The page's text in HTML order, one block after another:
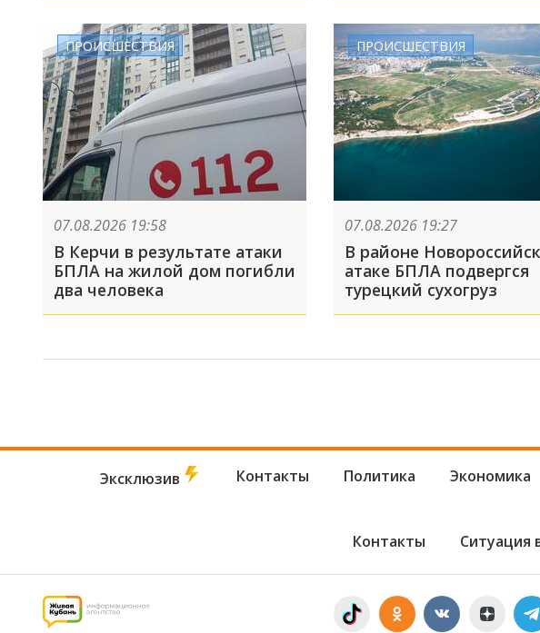
недолгой
ПРОИСШЕСТВИЯ
07.08.2026 19:58
В Керчи в результате атаки
БПЛА на жилой дом погибли
два человека
ПРОИСШЕСТВИЯ
07.08.2026 19:27
В районе
атаке БПЛА подвергся
турецкий сухогруз
Эксклюзив Контакты Политика Экономика
Контакты Ситуация